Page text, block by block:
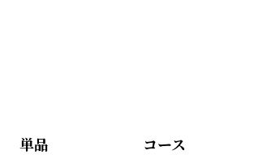
単品 コース